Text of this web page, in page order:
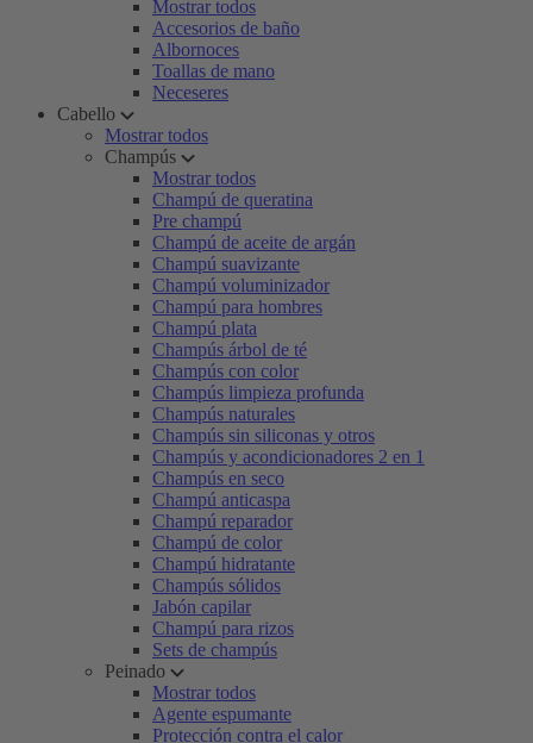
Mostrar todos
Accesorios de baño
Albornoces
Toallas de mano
Neceseres
Cabello
Mostrar todos
Champús
Mostrar todos
Champú de queratina
Pre champú
Champú de aceite de argán
Champú suavizante
Champú voluminizador
Champú para hombres
Champú plata
Champús árbol de té
Champús con color
Champús limpieza profunda
Champús naturales
Champús sin siliconas y otros
Champús y acondicionadores 2 en 1
Champús en seco
Champú anticaspa
Champú reparador
Champú de color
Champú hidratante
Champús sólidos
Jabón capilar
Champú para rizos
Sets de champús
Peinado
Mostrar todos
Agente espumante
Protección contra el calor